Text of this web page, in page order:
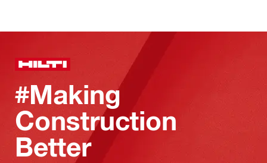
#Making
Construction
Better